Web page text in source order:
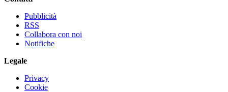
Pubblicità
RSS
Collabora con noi
Notifiche
Legale
Privacy
Cookie